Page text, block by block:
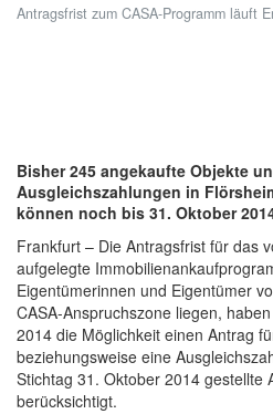
Antragsfrist zum CASA-Programm läuft
Bisher 245 angekaufte Objekte
Ausgleichszahlungen in
können noch bis 31. Oktober
Frankfurt – Die Antragsfrist für das
aufgelegte
Eigentümerinnen und Eigentümer
CASA-Anspruchszone liegen,
2014 die Möglichkeit einen Antrag
beziehungsweise eine
Stichtag 31. Oktober 2014 gestellte
berücksichtigt.